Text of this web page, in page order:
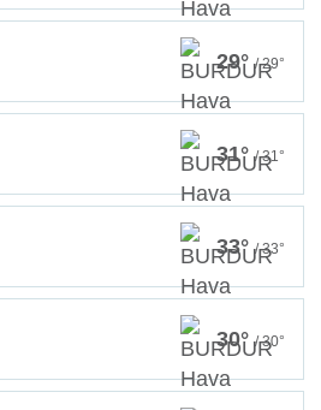
29°/ 29°
31°/ 31°
33°/ 33°
30°/ 30°